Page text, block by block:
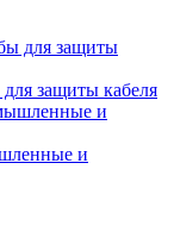
защиты кабеля
и